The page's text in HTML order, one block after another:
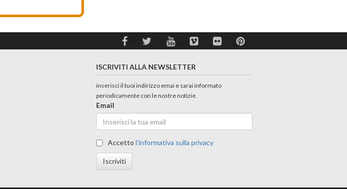
ISCRIVITI ALLA NEWSLETTER
inserisci il tuoi indirizzo emai e sarai informato
periodicamente con le nostre notizie.
Email
Accettol'informativa sulla privacy
Iscriviti